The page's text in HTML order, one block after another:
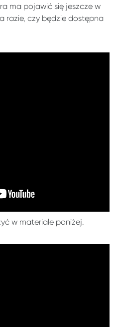
ma pojawić się jeszcze w
razie, czy będzie dostępna
w materiale poniżej.